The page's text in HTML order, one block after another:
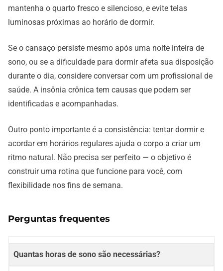
mantenha o quarto fresco e silencioso, e evite telas
luminosas próximas ao horário de dormir.
Se o cansaço persiste mesmo após uma noite inteira de
sono, ou se a dificuldade para dormir afeta sua disposição
durante o dia, considere conversar com um profissional de
saúde. A insônia crônica tem causas que podem ser
identificadas e acompanhadas.
Outro ponto importante é a consistência: tentar dormir e
acordar em horários regulares ajuda o corpo a criar um
ritmo natural. Não precisa ser perfeito — o objetivo é
construir uma rotina que funcione para você, com
flexibilidade nos fins de semana.
Perguntas frequentes
Quantas horas de sono são necessárias?